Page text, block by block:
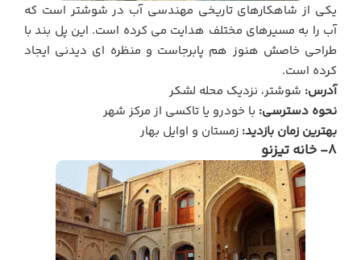
یکی از شاهکارهای تاریخی مهندسی آب در شوشتر است که
آب را به مسیرهای مختلف هدایت می کرده است. این پل بند با
طراحی خاصش هنوز هم پابرجاست و منظره ای دیدنی ایجاد
کرده است.
آدرس: شوشتر، نزدیک محله لشکر
نحوه دسترسی: با خودرو یا تاکسی از مرکز شهر
بهترین زمان بازدید: زمستان و اوایل بهار
8- خانه تیزنو